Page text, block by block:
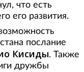
что есть
его развития.
послание
Кисиды. Также
дружбы